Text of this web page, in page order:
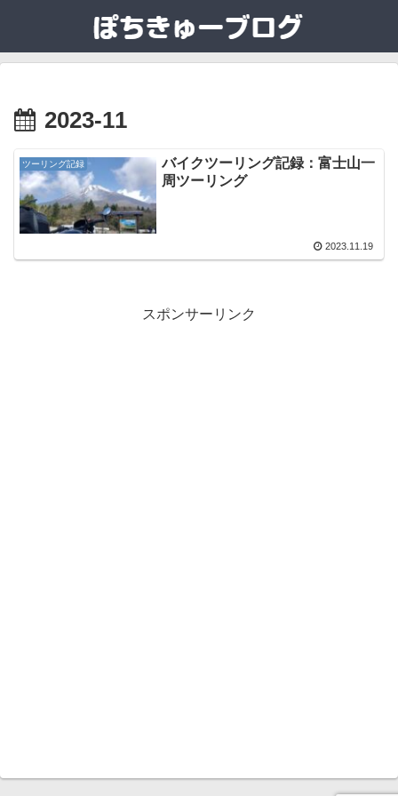
2023-11
ツーリング記録
バイクツーリング記録：富士山一
周ツーリング
2023.11.19
スポンサーリンク